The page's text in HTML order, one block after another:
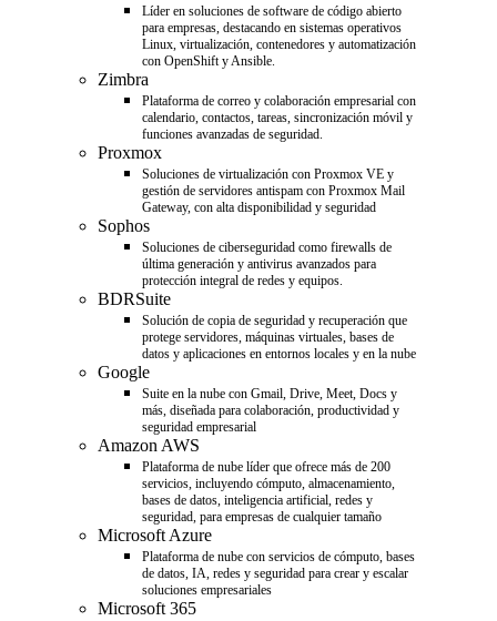
Líder en soluciones de software de código abierto
para empresas, destacando en sistemas operativos
Linux, virtualización, contenedores y automatización
con OpenShift y Ansible.
Zimbra
Plataforma de correo y colaboración empresarial con
calendario, contactos, tareas, sincronización móvil y
funciones avanzadas de seguridad.
Proxmox
Soluciones de virtualización con Proxmox VE y
gestión de servidores antispam con Proxmox Mail
Gateway, con alta disponibilidad y seguridad
Sophos
Soluciones de ciberseguridad como firewalls de
última generación y antivirus avanzados para
protección integral de redes y equipos.
BDRSuite
Solución de copia de seguridad y recuperación que
protege servidores, máquinas virtuales, bases de
datos y aplicaciones en entornos locales y en la nube
Google
Suite en la nube con Gmail, Drive, Meet, Docs y
más, diseñada para colaboración, productividad y
seguridad empresarial
Amazon AWS
Plataforma de nube líder que ofrece más de 200
servicios, incluyendo cómputo, almacenamiento,
bases de datos, inteligencia artificial, redes y
seguridad, para empresas de cualquier tamaño
Microsoft Azure
Plataforma de nube con servicios de cómputo, bases
de datos, IA, redes y seguridad para crear y escalar
soluciones empresariales
Microsoft 365